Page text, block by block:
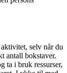
selv når du
antall bokstaver.
ta i bruk ressurser,